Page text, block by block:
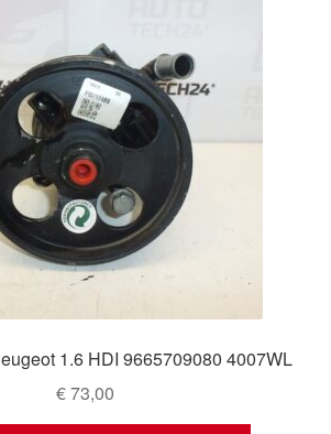
1.6 HDI 9665709080 4007WL
€73,00